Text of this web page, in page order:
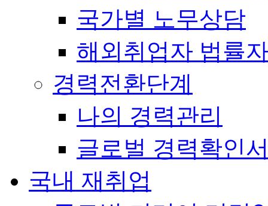
국가별 노무상담
해외취업자 법률
경력전환단계
나의 경력관리
글로벌 경력확인
국내 재취업